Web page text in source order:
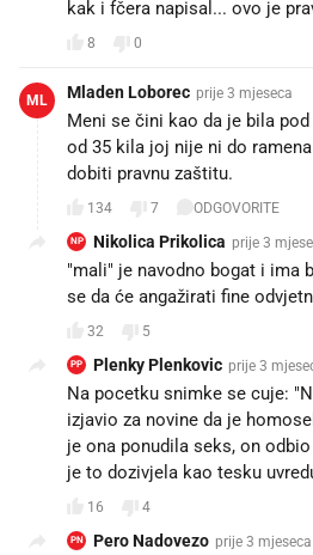
kak i fčera napisal... ovo je
8 0
ML Mladen Loborec prije 3 mjeseca
Meni se čini kao da je bila
od 35 kila joj nije ni do
dobiti pravnu zaštitu.
134 7 ODGOVORITE
NP Nikolica Prikolica prije 3
"mali" je navodno bogat i ima
se da će angažirati fine
32 5
PP Plenky Plenkovic prije 3
Na pocetku snimke se cuje:
izjavio za novine da je
je ona ponudila seks, on
je to dozivjela kao tesku
16 4
PN Pero Nadovezo prije 3 mjeseca